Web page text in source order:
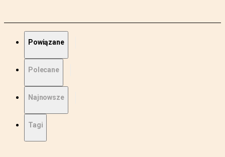
Powiązane
Polecane
Najnowsze
Tagi